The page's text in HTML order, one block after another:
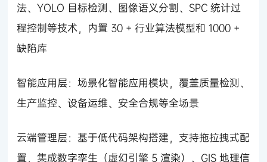
法、YOLO 目标检测、图像语义分割、SPC 统计过
程控制等技术，内置 30 + 行业算法模型和 1000 +
缺陷库
智能应用层：场景化智能应用模块，覆盖质量检测、
生产监控、设备运维、安全合规等全场景
云端管理层：基于低代码架构搭建，支持拖拉拽式配
置，集成数字孪生（虚幻引擎 5 渲染）、GIS 地理信